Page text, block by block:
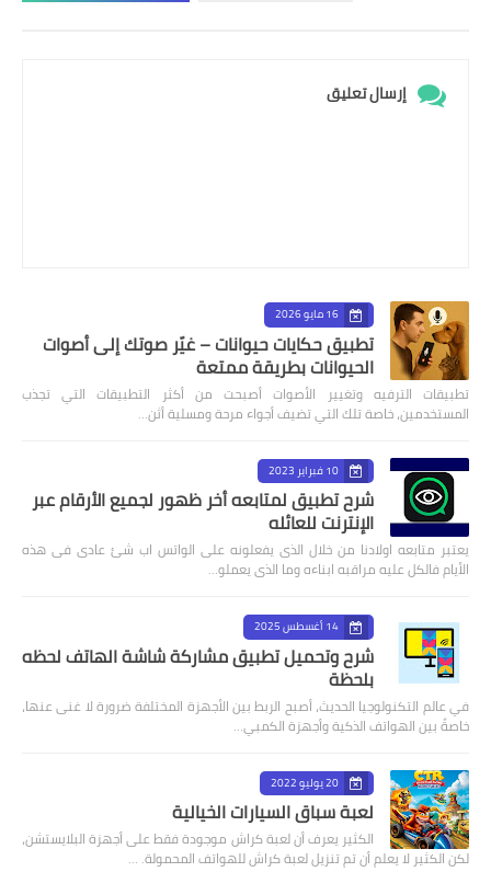
إرسال تعليق
16 مايو 2026
تطبيق حكايات حيوانات – غيّر صوتك إلى أصوات
الحيوانات بطريقة ممتعة
تطبيقات الترفيه وتغيير الأصوات أصبحت من أكثر التطبيقات التي تجذب
المستخدمين، خاصة تلك التي تضيف أجواء مرحة ومسلية أثن…
10 فبراير 2023
شرح تطبيق لمتابعه أخر ظهور لجميع الأرقام عبر
الإنترنت للعائله
يعتبر متابعه اولادنا من خلال الذى يفعلونه على الواتس اب شئ عادى فى هذه
الأيام فالكل عليه مراقبه ابناءه وما الذى يعملو…
14 أغسطس 2025
شرح وتحميل تطبيق مشاركة شاشة الهاتف لحظه
بلحظة
في عالم التكنولوجيا الحديث، أصبح الربط بين الأجهزة المختلفة ضرورة لا غنى عنها،
خاصةً بين الهواتف الذكية وأجهزة الكمبي…
20 يوليو 2022
لعبة سباق السيارات الخيالية
الكثير يعرف أن لعبة كراش موجودة فقط على أجهزة البلايستشن،
لكن الكثير لا يعلم أن تم تنزيل لعبة كراش للهواتف المحمولة. …